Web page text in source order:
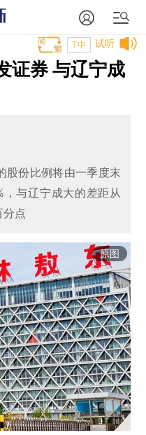
试听
T中
证券 与辽宁成
股份比例将由一季度末
，与辽宁成大的差距从
分点
原图